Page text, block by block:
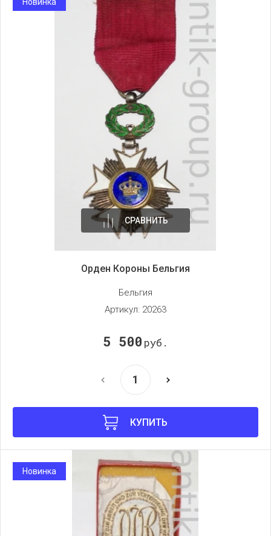
СРАВНИТЬ
Орден Короны Бельгия
Бельгия
Артикул: 20263
5 500 руб.
КУПИТЬ
Новинка